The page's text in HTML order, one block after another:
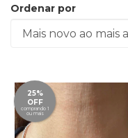
Ordenar por
25%
OFF
comprando 1
ou mais